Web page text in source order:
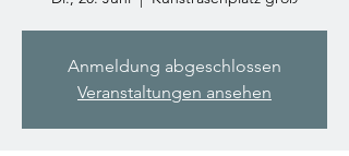
Anmeldung abgeschlossen
Veranstaltungen ansehen